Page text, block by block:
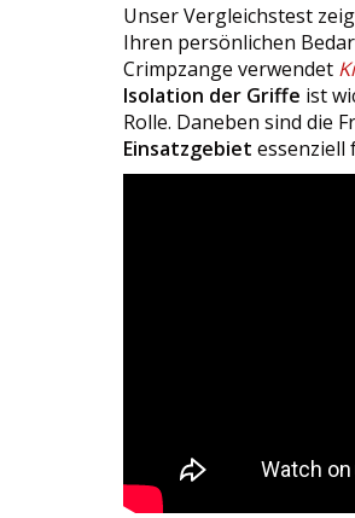
Unser Vergleichstest
Ihren persönlichen
Crimpzange verwendet
Isolation der Griffe ist
Rolle. Daneben sind die
Einsatzgebiet essenziell